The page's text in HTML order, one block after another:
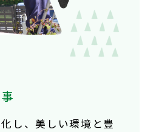
し、美しい環境と豊